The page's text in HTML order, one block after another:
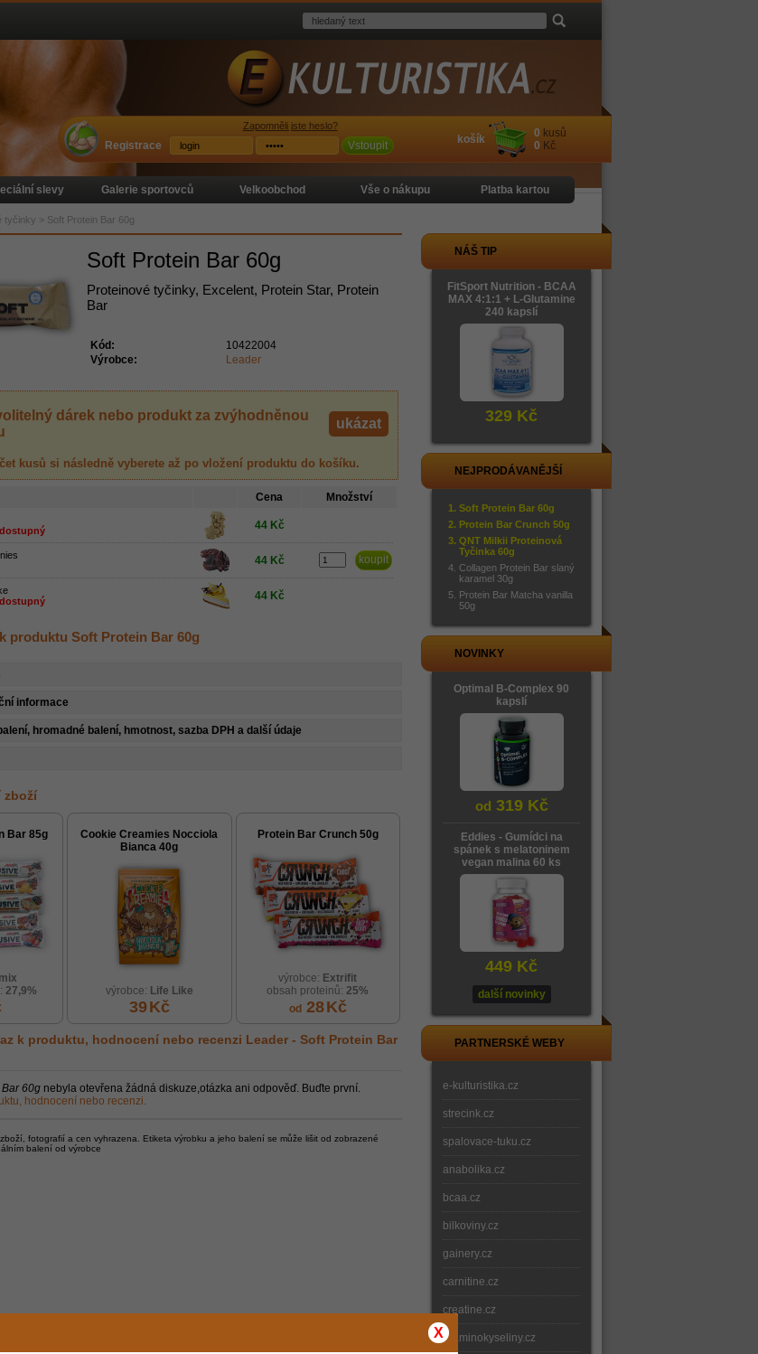
Soft Protein Bar 60g
Proteinové tyčinky, Excelent, Protein Star, Protein
Bar
Kód:
10422004
Výrobce:
Leader
dárek nebo produkt za zvýhodněnou
ukázat
kusů si následně vyberete až po vložení produktu do košíku.
Cena Množství
44 Kč
44 Kč
44 Kč
produktu Soft Protein Bar 60g
informace
hromadné balení, hmotnost, sazba DPH a další údaje
zboží
Bar 85g
27,9%
Cookie Creamies Nocciola
Bianca 40g
výrobce: Life Like
39Kč
Protein Bar Crunch 50g
výrobce: Extrifit
obsah proteinů:25%
od28Kč
k produktu, hodnocení nebo recenzi Leader - Soft Protein Bar
60g nebyla otevřena žádná diskuze,otázka ani odpověď. Buďte první.
hodnocení nebo recenzi.
fotografií a cen vyhrazena. Etiketa výrobku a jeho balení se může lišit od zobrazené
balení od výrobce
NÁŠ TIP
FitSport Nutrition - BCAA
MAX 4:1:1 + L-Glutamine
240 kapslí
329 Kč
NEJPRODÁVANĚJŠÍ
Soft Protein Bar 60g
Protein Bar Crunch 50g
QNT Milkii Proteinová
Tyčinka 60g
Collagen Protein Bar slaný
karamel 30g
Protein Bar Matcha vanilla
50g
NOVINKY
Optimal B-Complex 90
kapslí
od 319 Kč
Eddies - Gumídci na
spánek s melatoninem
vegan malina 60 ks
449 Kč
další novinky
PARTNERSKÉ WEBY
e-kulturistika.cz
strecink.cz
spalovace-tuku.cz
anabolika.cz
bcaa.cz
bilkoviny.cz
gainery.cz
carnitine.cz
creatine.cz
e-aminokyseliny.cz
slevy Galerie sportovců Velkoobchod Vše o nákupu Platba kartou
tyčinky > Soft Protein Bar 60g
košík 0 kusů
0 Kč
Registrace
Zapomněli jste heslo?
Vstoupit
X